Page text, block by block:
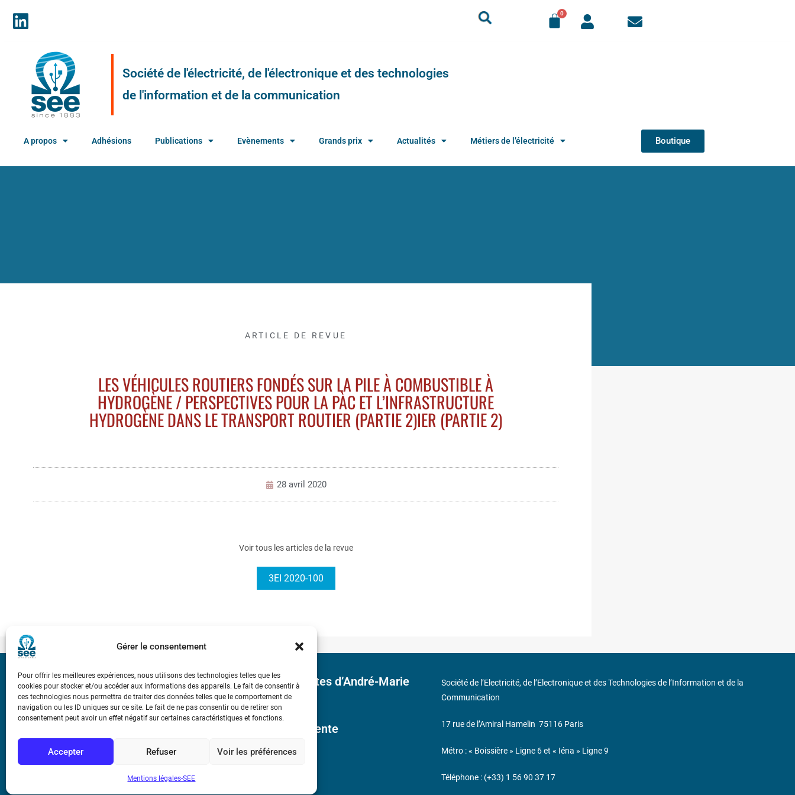
Gérer le consentement
Pour offrir les meilleures expériences, nous utilisons des technologies telles que les
cookies pour stocker et/ou accéder aux informations des appareils. Le fait de consentir à
ces technologies nous permettra de traiter des données telles que le comportement de
navigation ou les ID uniques sur ce site. Le fait de ne pas consentir ou de retirer son
consentement peut avoir un effet négatif sur certaines caractéristiques et fonctions.
Accepter Refuser Voir les préférences
Mentions légales-SEE
Société de l'électricité, de l'électronique et des technologies
de l'information et de la communication
A propos Adhésions Publications Evènements Grands prix Actualités Métiers de l’électricité Boutique
ARTICLE DE REVUE
LES VÉHICULES ROUTIERS FONDÉS SUR LA PILE À COMBUSTIBLE À
HYDROGÈNE / PERSPECTIVES POUR LA PÀC ET L’INFRASTRUCTURE
HYDROGÈNE DANS LE TRANSPORT ROUTIER (PARTIE 2)IER (PARTIE 2)
28 avril 2020
Voir tous les articles de la revue
3EI 2020-100
Bicentenaire des découvertes d’André-Marie
Ampère
Conditions Générales de Vente
Société de l’Electricité, de l’Electronique et des Technologies de l’Information et de la
Communication
17 rue de l’Amiral Hamelin 75116 Paris
Métro : « Boissière » Ligne 6 et « Iéna » Ligne 9
Téléphone : (+33) 1 56 90 37 17